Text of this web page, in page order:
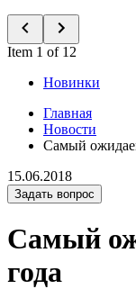
Item 1 of 12
Новинки
Главная
Новости
Самый
15.06.2018
Задать вопрос
Самый
года